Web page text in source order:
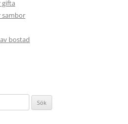
gifta
sambor
bostad